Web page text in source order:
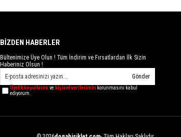
BİZDEN HABERLER
Bültenimize Üye Olun ! Tüm İndirim ve Fırsatlardan İlk Sizin
Haberiniz Olsun !
Gönder
Üyelik koşullarınıve kişisel verileriminkorunmasını kabul
ediyorum.